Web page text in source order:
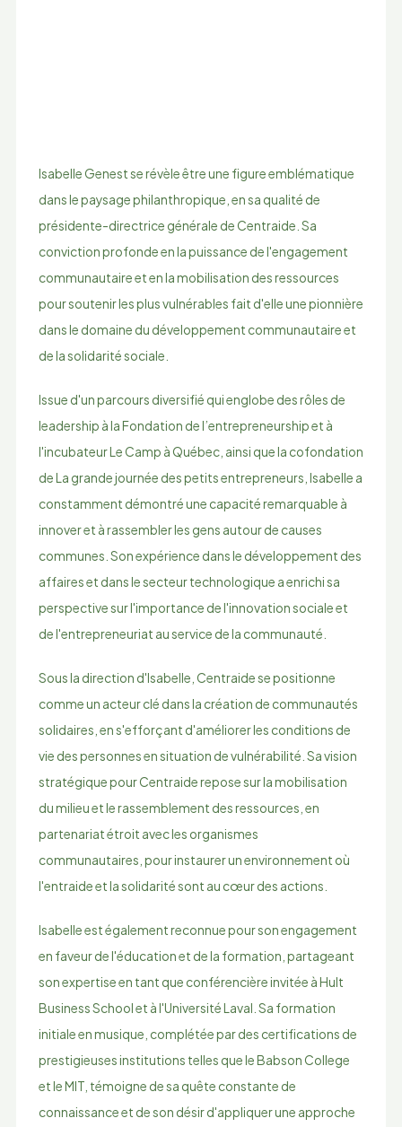
Isabelle Genest se révèle être une figure emblématique
dans le paysage philanthropique, en sa qualité de
présidente-directrice générale de Centraide. Sa
conviction profonde en la puissance de l'engagement
communautaire et en la mobilisation des ressources
pour soutenir les plus vulnérables fait d'elle une pionnière
dans le domaine du développement communautaire et
de la solidarité sociale.
Issue d'un parcours diversifié qui englobe des rôles de
leadership à la Fondation de l’entrepreneurship et à
l'incubateur Le Camp à Québec, ainsi que la cofondation
de La grande journée des petits entrepreneurs, Isabelle a
constamment démontré une capacité remarquable à
innover et à rassembler les gens autour de causes
communes. Son expérience dans le développement des
affaires et dans le secteur technologique a enrichi sa
perspective sur l'importance de l'innovation sociale et
de l'entrepreneuriat au service de la communauté.
Sous la direction d'Isabelle, Centraide se positionne
comme un acteur clé dans la création de communautés
solidaires, en s'efforçant d'améliorer les conditions de
vie des personnes en situation de vulnérabilité. Sa vision
stratégique pour Centraide repose sur la mobilisation
du milieu et le rassemblement des ressources, en
partenariat étroit avec les organismes
communautaires, pour instaurer un environnement où
l'entraide et la solidarité sont au cœur des actions.
Isabelle est également reconnue pour son engagement
en faveur de l'éducation et de la formation, partageant
son expertise en tant que conférencière invitée à Hult
Business School et à l'Université Laval. Sa formation
initiale en musique, complétée par des certifications de
prestigieuses institutions telles que le Babson College
et le MIT, témoigne de sa quête constante de
connaissance et de son désir d'appliquer une approche